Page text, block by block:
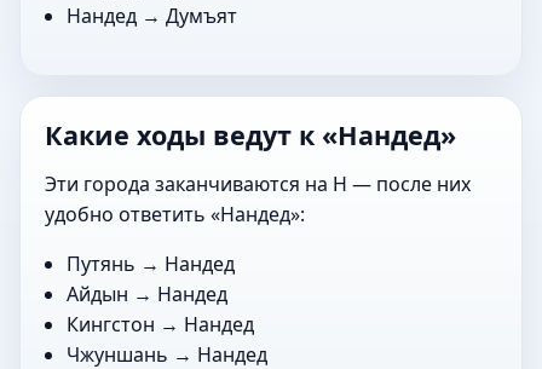
Нандед →Думъят
Какие ходы ведут к «Нандед»
Эти города заканчиваются на Н — после них
удобно ответить «Нандед»:
Путянь → Нандед
Айдын → Нандед
Кингстон → Нандед
Чжуншань → Нандед